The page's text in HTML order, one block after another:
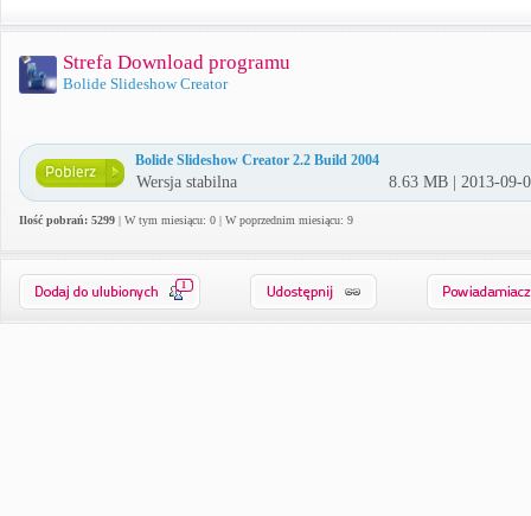
Strefa Download programu
Bolide Slideshow Creator
Bolide Slideshow Creator 2.2 Build 2004
Wersja stabilna 8.63 MB | 2013-09-
Ilość pobrań: 5299 | W tym miesiącu: 0 | W poprzednim miesiącu: 9
1